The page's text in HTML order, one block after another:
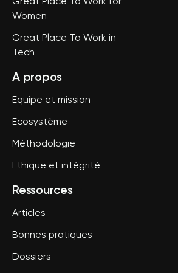
Great Place To Work for
Women
Great Place To Work in
Tech
A propos
Equipe et mission
Ecosystème
Méthodologie
Ethique et intégrité
Ressources
Articles
Bonnes pratiques
Dossiers